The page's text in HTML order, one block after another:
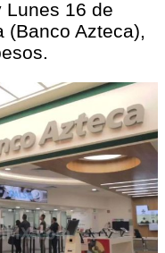
Lunes 16 de
(Banco Azteca),